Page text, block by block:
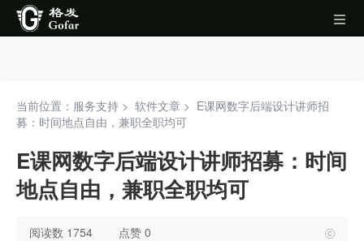
当前位置：服务支持 > 软件文章 > E课网数字后端设计讲师招
募：时间地点自由，兼职全职均可
E课网数字后端设计讲师招募：时间
地点自由，兼职全职均可
阅读数 1754 点赞 0